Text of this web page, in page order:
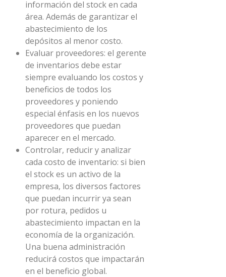
información del stock en cada
área. Además de garantizar el
abastecimiento de los
depósitos al menor costo.
Evaluar proveedores: el gerente
de inventarios debe estar
siempre evaluando los costos y
beneficios de todos los
proveedores y poniendo
especial énfasis en los nuevos
proveedores que puedan
aparecer en el mercado.
Controlar, reducir y analizar
cada costo de inventario: si bien
el stock es un activo de la
empresa, los diversos factores
que puedan incurrir ya sean
por rotura, pedidos u
abastecimiento impactan en la
economía de la organización.
Una buena administración
reducirá costos que impactarán
en el beneficio global.